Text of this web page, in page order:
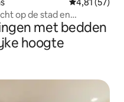
op de stad en
met bedden
hoogte